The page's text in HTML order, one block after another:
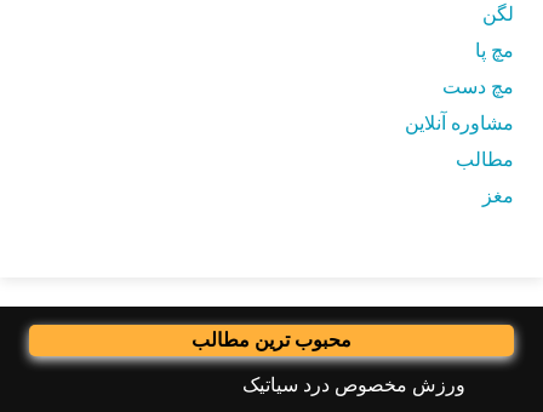
لگن
مچ پا
مچ دست
مشاوره آنلاین
مطالب
مغز
محبوب ترین مطالب
ورزش مخصوص درد سیاتیک